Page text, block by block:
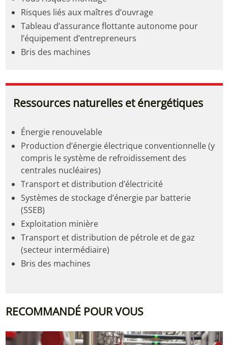
Risques liés aux maîtres d’ouvrage
Tableau d’assurance flottante autonome pour
l’équipement d’entrepreneurs
Bris des machines
Ressources naturelles et énergétiques
Énergie renouvelable
Production d’énergie électrique conventionnelle (y
compris le système de refroidissement des
centrales nucléaires)
Transport et distribution d’électricité
Systèmes de stockage d’énergie par batterie
(SSEB)
Exploitation minière
Transport et distribution de pétrole et de gaz
(secteur intermédiaire)
Bris des machines
RECOMMANDÉ POUR VOUS